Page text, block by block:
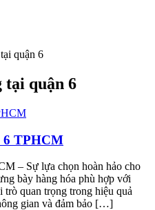
quận 6
tại quận 6
6 TPHCM
– Sự lựa chọn hoàn hảo cho
bày hàng hóa phù hợp với
quan trọng trong hiệu quả
gian và đảm bảo […]